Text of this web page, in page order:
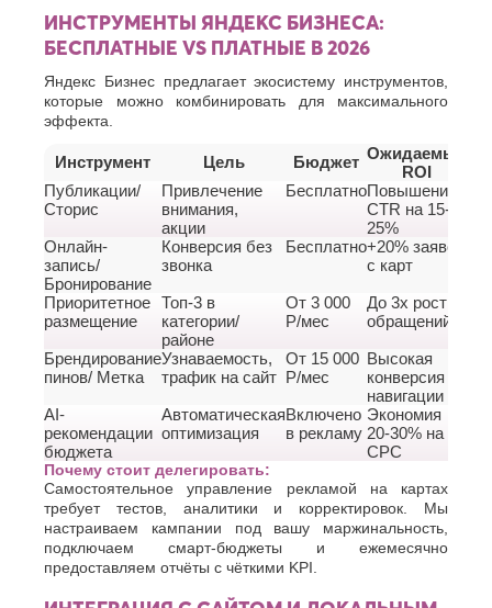
ИНСТРУМЕНТЫ ЯНДЕКС БИЗНЕСА:
БЕСПЛАТНЫЕ VS ПЛАТНЫЕ В 2026
Яндекс Бизнес предлагает экосистему инструментов,
которые можно комбинировать для максимального
эффекта.
Инструмент Цель Бюджет Ожидаемый
ROI
Публикации/
Сторис
Привлечение
внимания,
акции
БесплатноПовышение
CTR на 15-
25%
Онлайн-
запись/
Бронирование
Конверсия без
звонка
Бесплатно+20% заявок
с карт
Приоритетное
размещение
Топ-3 в
категории/
районе
От 3 000
Р/мес
До 3х рост
обращений
Брендирование
пинов/ Метка
Узнаваемость,
трафик на сайт
От 15 000
Р/мес
Высокая
конверсия в
навигации
AI-
рекомендации
бюджета
Автоматическая
оптимизация
Включено
в рекламу
Экономия
20-30% на
СРС
Почему стоит делегировать:
Самостоятельное управление рекламой на картах
требует тестов, аналитики и корректировок. Мы
настраиваем кампании под вашу маржинальность,
подключаем смарт-бюджеты и ежемесячно
предоставляем отчёты с чёткими KPI.